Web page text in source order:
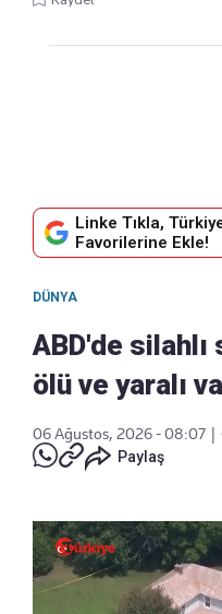
Linke Tıkla,
Favorilerine Ekle!
DÜNYA
ABD'de silahlı
ölü ve yaralı
06 Ağustos, 2026 - 08:07
Paylaş